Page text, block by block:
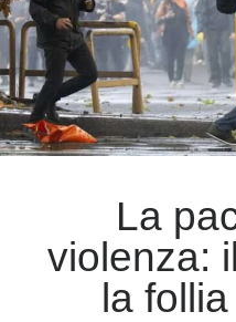
La
violenza:
la